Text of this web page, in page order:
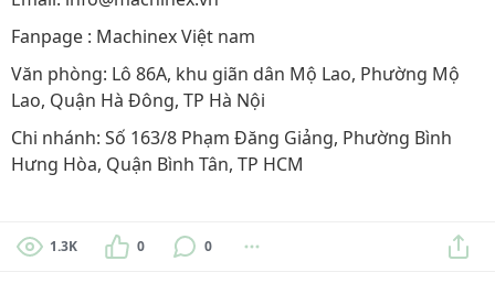
Fanpage : Machinex Việt nam
Văn phòng: Lô 86A, khu giãn dân Mộ Lao, Phường Mộ
Lao, Quận Hà Đông, TP Hà Nội
Chi nhánh: Số 163/8 Phạm Đăng Giảng, Phường Bình
Hưng Hòa, Quận Bình Tân, TP HCM
1.3K 0 0